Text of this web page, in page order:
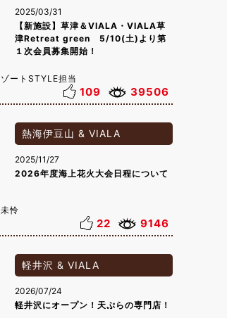
2025/03/31
【新施設】草津＆VIALA・VIALA草
津Retreat green 5/10(土)より第
１次会員募集開始！
ートSTYLE担当
109 39506
熱海伊豆山 & VIALA
2025/11/27
2026年度海上花火大会日程について
怜
22 9146
軽井沢 & VIALA
2026/07/24
軽井沢にオープン！天ぷらの専門店！